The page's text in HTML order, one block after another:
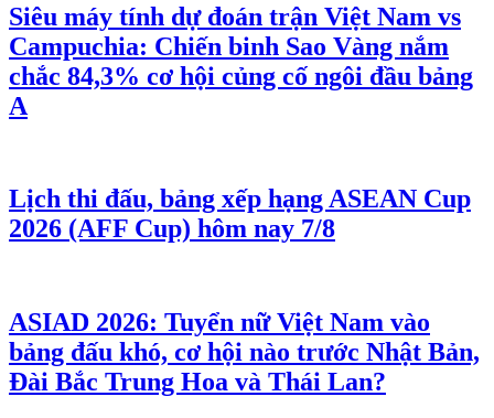
Siêu máy tính dự đoán trận Việt Nam vs
Campuchia: Chiến binh Sao Vàng nắm
chắc 84,3% cơ hội củng cố ngôi đầu bảng
A
Lịch thi đấu, bảng xếp hạng ASEAN Cup
2026 (AFF Cup) hôm nay 7/8
ASIAD 2026: Tuyển nữ Việt Nam vào
bảng đấu khó, cơ hội nào trước Nhật Bản,
Đài Bắc Trung Hoa và Thái Lan?